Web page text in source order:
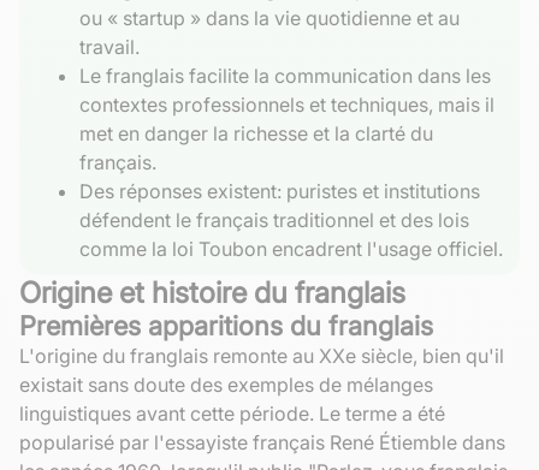
ou « startup » dans la vie quotidienne et au
travail.
Le franglais facilite la communication dans les
contextes professionnels et techniques, mais il
met en danger la richesse et la clarté du
français.
Des réponses existent: puristes et institutions
défendent le français traditionnel et des lois
comme la loi Toubon encadrent l'usage officiel.
Origine et histoire du franglais
Premières apparitions du franglais
L'origine du franglais remonte au XXe siècle, bien qu'il
existait sans doute des exemples de mélanges
linguistiques avant cette période. Le terme a été
popularisé par l'essayiste français René Étiemble dans